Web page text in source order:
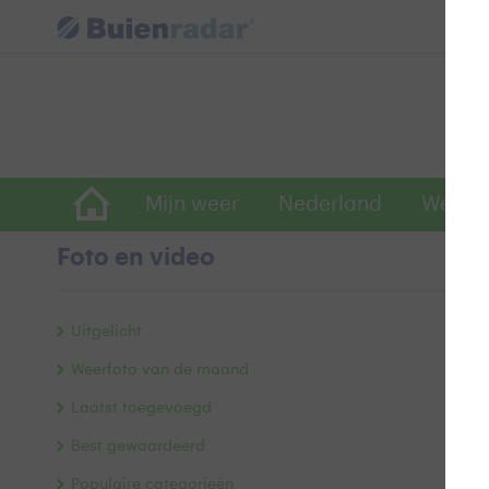
Mijn weer Nederland
Foto en video
Uitgelicht
Weerfoto van de maand
Laatst toegevoegd
Best gewaardeerd
Populaire categorieën